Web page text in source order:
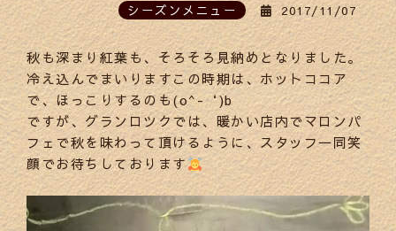
シーズンメニュー 2017/11/07
秋も深まり紅葉も、そろそろ見納めとなりました。
冷え込んでまいりますこの時期は、ホットココア
で、ほっこりするのも(o^-‘)b
ですが、グランロツクでは、暖かい店内でマロンパ
フェで秋を味わって頂けるように、スタッフ一同笑
顔でお待ちしております